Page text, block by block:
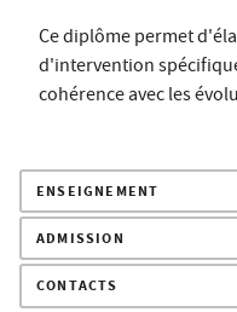
Ce diplôme permet
d'intervention
cohérence avec les
ENSEIGNEMENT
ADMISSION
CONTACTS